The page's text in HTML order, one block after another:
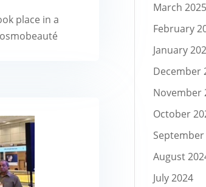
place in a
March 2025
February
January
December
November
October
September
August
July 2024